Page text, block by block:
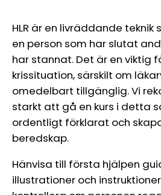
HLR är en livräddande
en person som har slutat
har stannat. Det är en viktig
krissituation, särskilt om
omedelbart tillgänglig. Vi
starkt att gå en kurs i detta
ordentligt förklarat och
beredskap.
Hänvisa till första hjälpen
illustrationer och